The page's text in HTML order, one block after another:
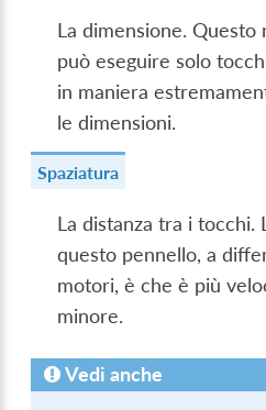
La dimensione.
può eseguire solo
in maniera
le dimensioni.
Spaziatura
La distanza tra i tocchi.
questo pennello, a
motori, è che è più
minore.
Vedi anche